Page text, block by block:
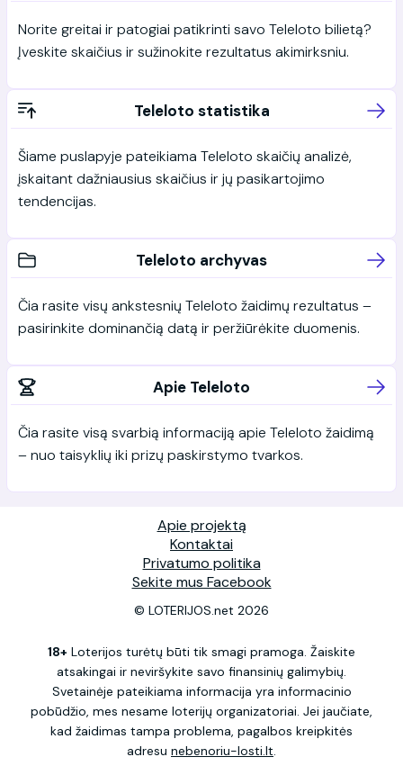
Norite greitai ir patogiai patikrinti savo Teleloto bilietą?
Įveskite skaičius ir sužinokite rezultatus akimirksniu.
Teleloto statistika
Šiame puslapyje pateikiama Teleloto skaičių analizė,
įskaitant dažniausius skaičius ir jų pasikartojimo
tendencijas.
Teleloto archyvas
Čia rasite visų ankstesnių Teleloto žaidimų rezultatus –
pasirinkite dominančią datą ir peržiūrėkite duomenis.
Apie Teleloto
Čia rasite visą svarbią informaciją apie Teleloto žaidimą
– nuo taisyklių iki prizų paskirstymo tvarkos.
Apie projektą
Kontaktai
Privatumo politika
Sekite mus Facebook
© LOTERIJOS.net 2026
18+ Loterijos turėtų būti tik smagi pramoga. Žaiskite
atsakingai ir neviršykite savo finansinių galimybių.
Svetainėje pateikiama informacija yra informacinio
pobūdžio, mes nesame loterijų organizatoriai. Jei jaučiate,
kad žaidimas tampa problema, pagalbos kreipkitės
adresu nebenoriu-losti.lt.